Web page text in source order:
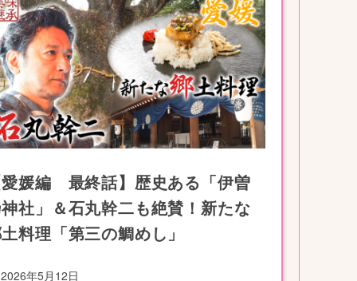
媛編 最終話】歴史ある「伊曽
社」＆石丸幹二も絶賛！新たな
料理「第三の鯛めし」
2026年5月12日